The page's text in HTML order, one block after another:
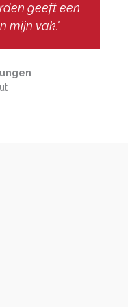
geeft een
mijn vak.'